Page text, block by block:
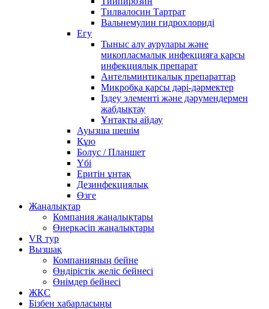
Тилвалосин Тартрат
Вальнемулин гидрохлориді
Егу
Тыныс алу аурулары және
микопласмалық инфекцияға қарсы
инфекциялық препарат
Антельминтикалық препараттар
Микробқа қарсы дәрі-дәрмектер
Іздеу элементі және дәрумендермен
жабдықтау
Ұнтақты айдау
Ауызша шешім
Құю
Болус / Планшет
Үбі
Еритін ұнтақ
Дезинфекциялық
Өзге
Жаңалықтар
Компания жаңалықтары
Өнеркәсіп жаңалықтары
VR тур
Вызшақ
Компанияның бейне
Өндірістік желіс бейнесі
Өнімдер бейнесі
ЖҚС
Бізбен хабарласыңы